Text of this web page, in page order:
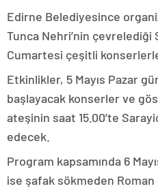
Edirne Belediyesince
Tunca Nehri’nin çevrelediği
Cumartesi çeşitli
Etkinlikler, 5 Mayıs Pazar
başlayacak konserler ve
ateşinin saat 15.00’te
edecek.
Program kapsamında 6
ise şafak sökmeden